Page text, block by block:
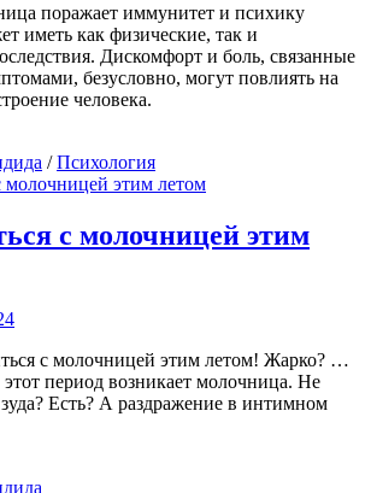
поражает иммунитет и психику
иметь как физические, так и
Дискомфорт и боль, связанные
безусловно, могут повлиять на
человека.
/Психология
с молочницей этим
с молочницей этим летом! Жарко? …
период возникает молочница. Не
Есть? А раздражение в интимном